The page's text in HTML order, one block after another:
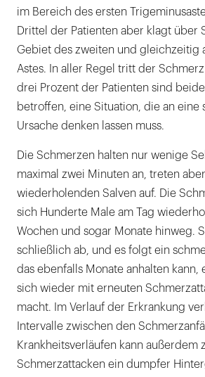
im Bereich des ersten
Drittel der Patienten aber klagt über
Gebiet des zweiten und gleichzeitig
Astes. In aller Regel tritt der
drei Prozent der Patienten sind
betroffen, eine Situation, die an eine
Ursache denken lassen muss.
Die Schmerzen halten nur wenige
maximal zwei Minuten an, treten
wiederholenden Salven auf. Die
sich Hunderte Male am Tag
Wochen und sogar Monate hinweg.
schließlich ab, und es folgt ein
das ebenfalls Monate anhalten kann,
sich wieder mit erneuten
macht. Im Verlauf der Erkrankung
Intervalle zwischen den
Krankheitsverläufen kann außerdem
Schmerzattacken ein dumpfer